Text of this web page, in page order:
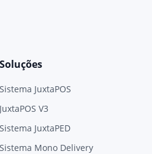
Soluções
Sistema JuxtaPOS
JuxtaPOS V3
Sistema JuxtaPED
Sistema Mono Delivery